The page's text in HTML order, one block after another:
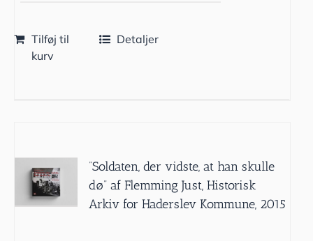
Tilføj til
kurv
Detaljer
”Soldaten, der vidste, at han skulle
dø” af Flemming Just, Historisk
Arkiv for Haderslev Kommune, 2015